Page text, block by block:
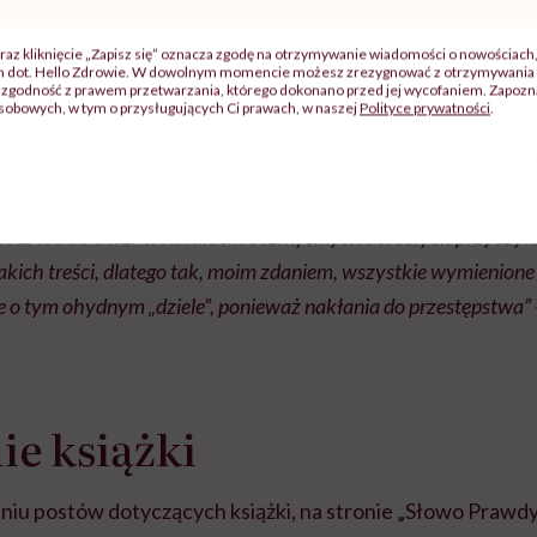
skoro lanie…), ale najpierw rozeznaj się, czy sąsiedzi –
odpowiednie służby/organy… No to jest dla mnie
I jeszcze rozebrane, żeby
treści, dlatego tak, moim zdaniem, wszystkie
tym ohydnym „dziele”, ponieważ nakłania do przestępstwa”
książki
postów dotyczących książki, na stronie „Słowo
kliknięcie „Zapisz się” oznacza zgodę na otrzymywanie wiadomości o
dot. Hello Zdrowie. W dowolnym momencie możesz zrezygnować z
zgodność z prawem przetwarzania, którego dokonano przed jej wycofaniem.
w tym o przysługujących Ci prawach, w naszejPolityce prywatności.